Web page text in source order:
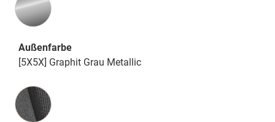
Außenfarbe
[5X5X] Graphit Grau Metallic
Innenausstattung